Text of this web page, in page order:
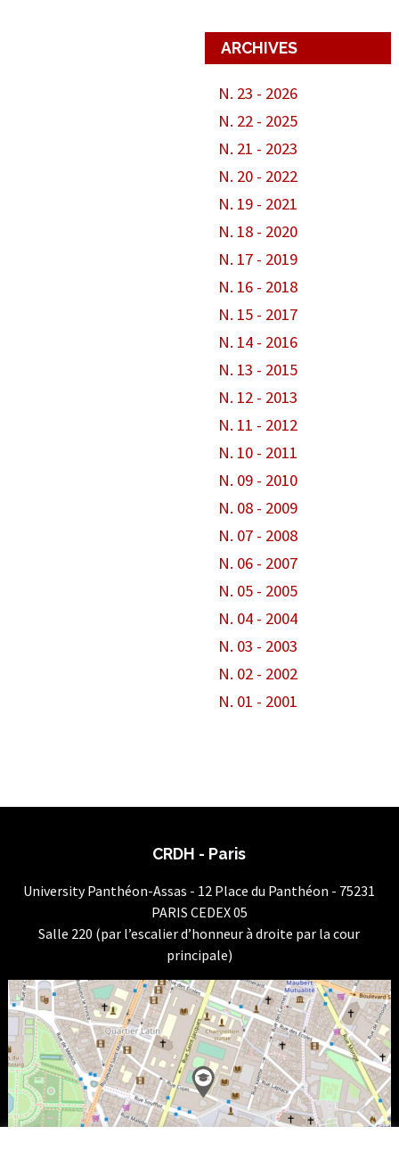
ARCHIVES
N. 23 - 2026
N. 22 - 2025
N. 21 - 2023
N. 20 - 2022
N. 19 - 2021
N. 18 - 2020
N. 17 - 2019
N. 16 - 2018
N. 15 - 2017
N. 14 - 2016
N. 13 - 2015
N. 12 - 2013
N. 11 - 2012
N. 10 - 2011
N. 09 - 2010
N. 08 - 2009
N. 07 - 2008
N. 06 - 2007
N. 05 - 2005
N. 04 - 2004
N. 03 - 2003
N. 02 - 2002
N. 01 - 2001
CRDH - Paris
University Panthéon-Assas - 12 Place du Panthéon - 75231
PARIS CEDEX 05
Salle 220 (par l’escalier d’honneur à droite par la cour
principale)